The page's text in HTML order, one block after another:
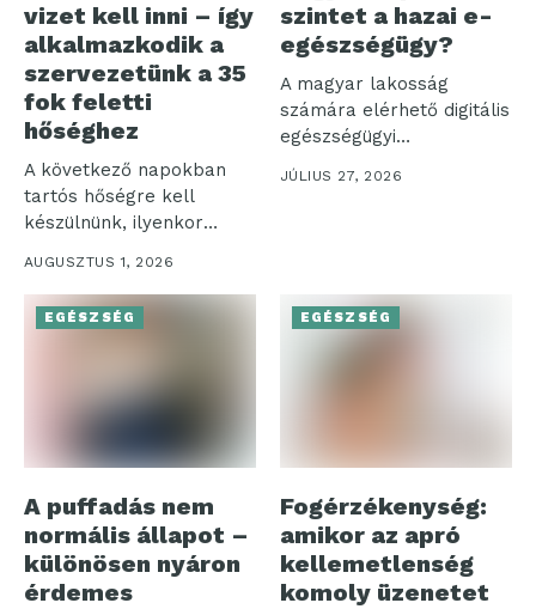
vizet kell inni – így
alkalmazkodik a
szervezetünk a 35
fok feletti
hőséghez
A következő napokban
tartós hőségre kell
készülnünk, ilyenkor
komfortérzetünk...
AUGUSZTUS 1, 2026
szintet a hazai e-
egészségügy?
A magyar lakosság
számára elérhető digitális
egészségügyi
ökoszisztéma három
pillére – az...
JÚLIUS 27, 2026
EGÉSZSÉG
A puffadás nem
normális állapot –
különösen nyáron
érdemes
EGÉSZSÉG
Fogérzékenység:
amikor az apró
kellemetlenség
komoly üzenetet